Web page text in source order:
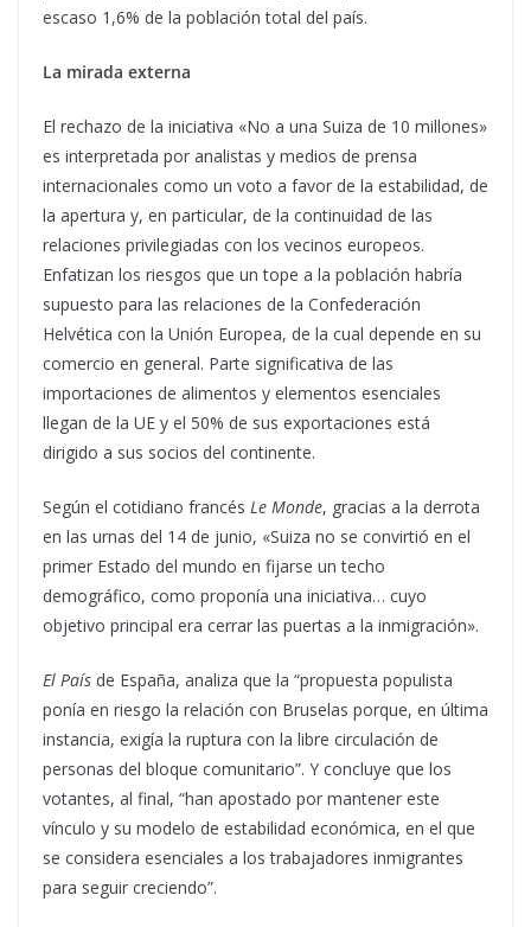
escaso 1,6% de la población total del país.
La mirada externa
El rechazo de la iniciativa «No a una Suiza de 10 millones»
es interpretada por analistas y medios de prensa
internacionales como un voto a favor de la estabilidad, de
la apertura y, en particular, de la continuidad de las
relaciones privilegiadas con los vecinos europeos.
Enfatizan los riesgos que un tope a la población habría
supuesto para las relaciones de la Confederación
Helvética con la Unión Europea, de la cual depende en su
comercio en general. Parte significativa de las
importaciones de alimentos y elementos esenciales
llegan de la UE y el 50% de sus exportaciones está
dirigido a sus socios del continente.
Según el cotidiano francés Le Monde, gracias a la derrota
en las urnas del 14 de junio, «Suiza no se convirtió en el
primer Estado del mundo en fijarse un techo
demográfico, como proponía una iniciativa… cuyo
objetivo principal era cerrar las puertas a la inmigración».
El País de España, analiza que la “propuesta populista
ponía en riesgo la relación con Bruselas porque, en última
instancia, exigía la ruptura con la libre circulación de
personas del bloque comunitario”. Y concluye que los
votantes, al final, “han apostado por mantener este
vínculo y su modelo de estabilidad económica, en el que
se considera esenciales a los trabajadores inmigrantes
para seguir creciendo”.